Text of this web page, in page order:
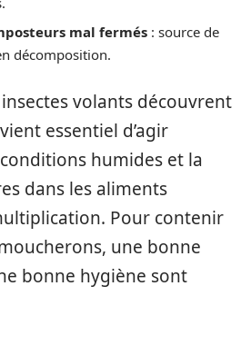
mal fermés : source de
décomposition.
volants découvrent
essentiel d’agir
humides et la
dans les aliments
Pour contenir
une bonne
bonne hygiène sont